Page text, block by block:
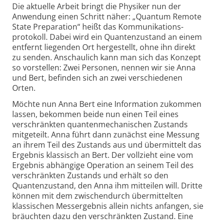
Die aktuelle Arbeit bringt die Physiker nun der
Anwendung einen Schritt näher: „Quantum Remote
State Preparation“ heißt das Kommunikations­
protokoll. Dabei wird ein Quantenzustand an einem
entfernt liegenden Ort hergestellt, ohne ihn direkt
zu senden. Anschaulich kann man sich das Konzept
so vorstellen: Zwei Personen, nennen wir sie Anna
und Bert, befinden sich an zwei verschiedenen
Orten.
Möchte nun Anna Bert eine Information zukommen
lassen, bekommen beide nun einen Teil eines
verschränkten quantenmechanischen Zustands
mitgeteilt. Anna führt dann zunächst eine Messung
an ihrem Teil des Zustands aus und übermittelt das
Ergebnis klassisch an Bert. Der vollzieht eine vom
Ergebnis abhängige Operation an seinem Teil des
verschränkten Zustands und erhält so den
Quantenzustand, den Anna ihm mitteilen will. Dritte
können mit dem zwischendurch übermittelten
klassischen Messergebnis allein nichts anfangen, sie
bräuchten dazu den verschränkten Zustand. Eine